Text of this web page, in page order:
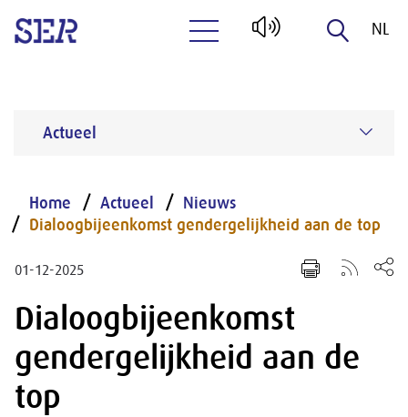
NL
Actueel
Home Actueel
Nieuws
Dialoogbijeenkomst gendergelijkheid aan de top
01-12-2025
Dialoogbijeenkomst
gendergelijkheid aan de
top